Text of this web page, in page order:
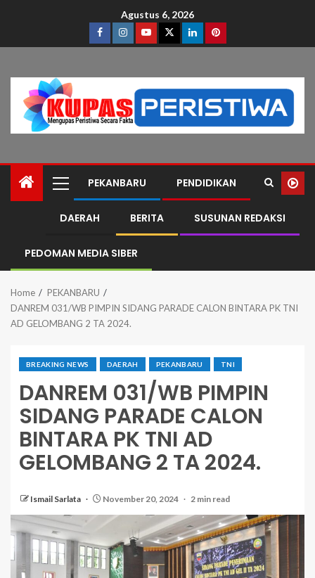
Agustus 6, 2026
PEKANBARU PENDIDIKAN
DAERAH BERITA SUSUNAN REDAKSI
PEDOMAN MEDIA SIBER
Home
PEKANBARU
DANREM 031/WB PIMPIN SIDANG PARADE CALON BINTARA PK TNI
AD GELOMBANG 2 TA 2024.
BREAKING NEWS DAERAH PEKANBARU TNI
DANREM 031/WB PIMPIN
SIDANG PARADE CALON
BINTARA PK TNI AD
GELOMBANG 2 TA 2024.
Ismail Sarlata November 20, 2024 2 min read